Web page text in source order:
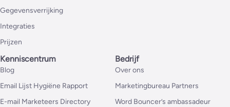
Gegevensverrijking
Integraties
Prijzen
Kenniscentrum
Blog
Email Lijst Hygiëne Rapport
E-mail Marketeers Directory
Bedrijf
Over ons
Marketingbureau Partners
Word Bouncer’s ambassadeur